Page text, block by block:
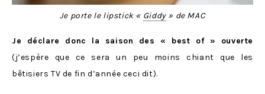
Je porte le lipstick « Giddy» de MAC
Je déclare donc la saison des « best of » ouverte
(j’espère que ce sera un peu moins chiant que les
bêtisiers TV de fin d’année ceci dit).